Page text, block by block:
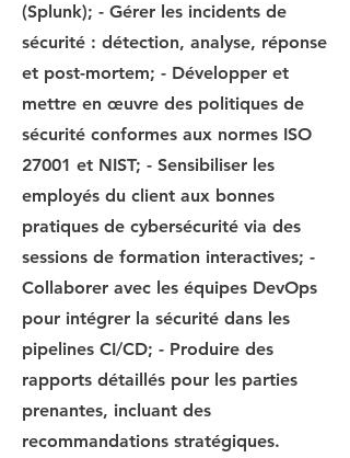
(Splunk); - Gérer les incidents de
sécurité : détection, analyse, réponse
et post-mortem; - Développer et
mettre en œuvre des politiques de
sécurité conformes aux normes ISO
27001 et NIST; - Sensibiliser les
employés du client aux bonnes
pratiques de cybersécurité via des
sessions de formation interactives; -
Collaborer avec les équipes DevOps
pour intégrer la sécurité dans les
pipelines CI/CD; - Produire des
rapports détaillés pour les parties
prenantes, incluant des
recommandations stratégiques.